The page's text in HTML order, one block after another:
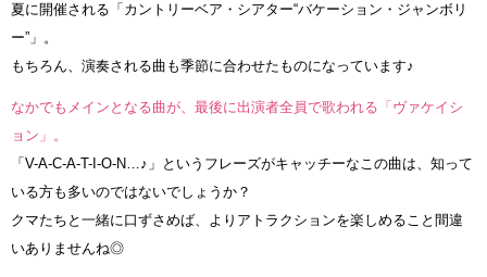
夏に開催される「カントリーベア・シアター“バケーション・ジャンボリ
ー”」。
もちろん、演奏される曲も季節に合わせたものになっています♪
なかでもメインとなる曲が、最後に出演者全員で歌われる「ヴァケイシ
ョン」。
「V-A-C-A-T-I-O-N…♪」というフレーズがキャッチーなこの曲は、知って
いる方も多いのではないでしょうか？
クマたちと一緒に口ずさめば、よりアトラクションを楽しめること間違
いありませんね◎